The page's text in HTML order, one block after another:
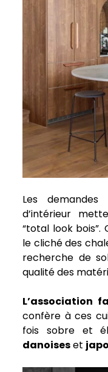
Les demandes
d’intérieur
“total look bois”.
le cliché des
recherche de
qualité des
L’association
confère à ces
fois sobre et
danoiseset